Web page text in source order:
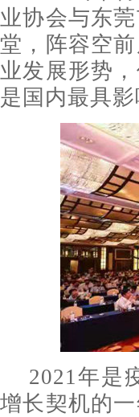
业协会与东
堂，阵容空
业发展形势
是国内最具
2021年是
增长契机的